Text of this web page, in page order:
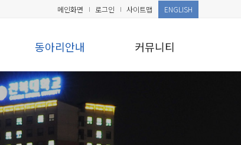
메인화면 로그인 사이트맵 ENGLISH
동아리안내 커뮤니티